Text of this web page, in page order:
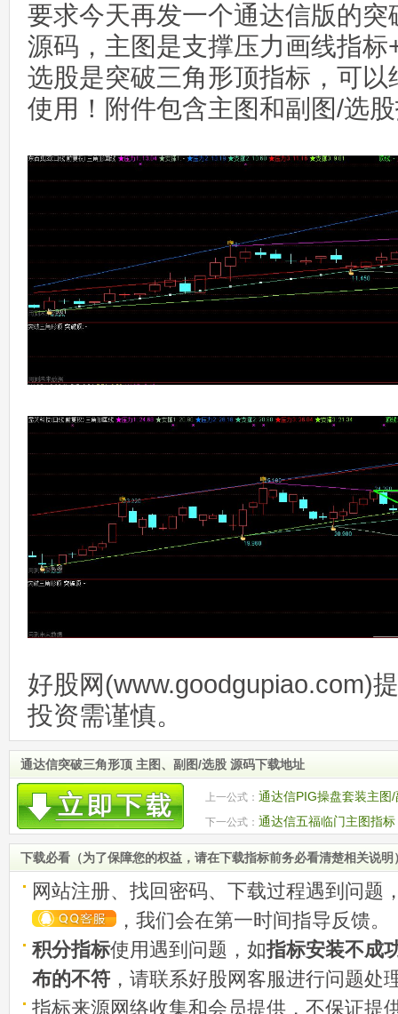
要求今天再发一个通达信版的
源码，主图是支撑压力画线指
选股是突破三角形顶指标，可
使用！附件包含主图和副图/选
好股网(www.goodgupiao.com)
投资需谨慎。
通达信突破三角形顶 主图、副图/选股 源码下载地址
上一公式： 通达信PIG操盘套装主图
下一公式： 通达信五福临门主图指
下载必看（为了保障您的权益，请在下载指标前务必看清楚相关说明
网站注册、找回密码、下载过程遇到问题
，我们会在第一时间指导反馈。
积分指标使用遇到问题，如指标安装不成
布的不符 ，请联系好股网客服进行问题处
指标来源网络收集和会员提供，不保证提